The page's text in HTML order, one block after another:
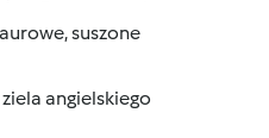
suszone
angielskiego